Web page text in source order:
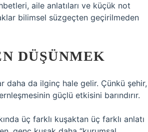
aile anlatıları ve küçük not
bilimsel süzgeçten geçirilmeden
DÜŞÜNMEK
daha da ilginç hale gelir. Çünkü şehir,
güçlü etkisini barındırır.
üç farklı kuşaktan üç farklı anlatı